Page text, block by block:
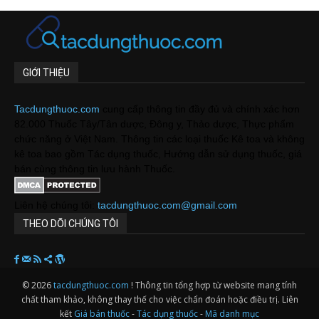
GIỚI THIỆU
Tacdungthuoc.com
tacdungthuoc.com@gmail.com
THEO DÕI CHÚNG TÔI
© 2026tacdungthuoc.com ! Thông tin tổng hợp từ website mang tính
chất tham khảo, không thay thế cho việc chẩn đoán hoặc điều trị. Liên
kết Giá bán thuốc-Tác dụng thuốc- Mã danh mục